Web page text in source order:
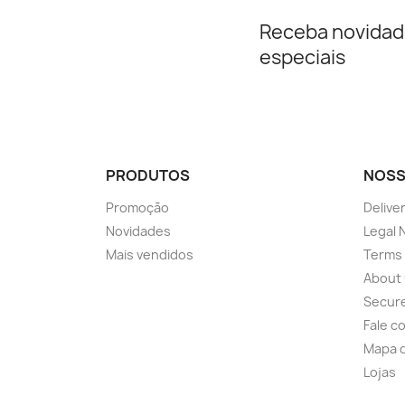
Receba
especiais
PRODUTOS
Promoção
Novidades
Mais vendidos
Legal
About
Fale
Mapa
Lojas